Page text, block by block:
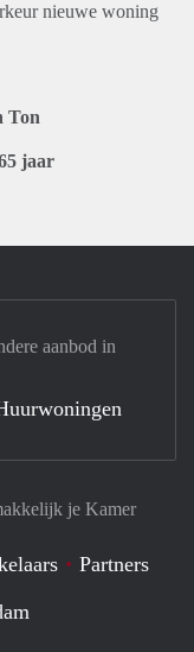
nieuwe woning
Ton
jaar
je Kamer
Partners
aanbod in